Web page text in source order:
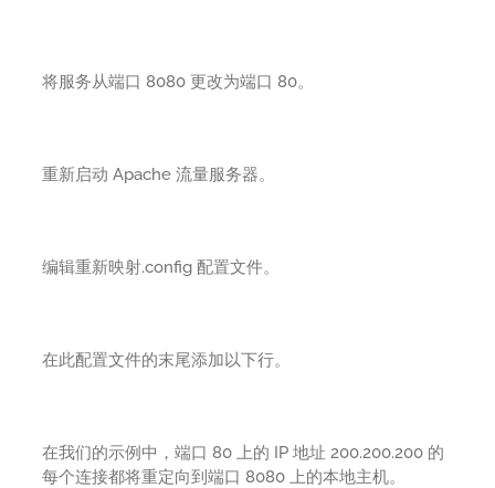
将服务从端口 8080 更改为端口 80。
重新启动 Apache 流量服务器。
编辑重新映射.config 配置文件。
在此配置文件的末尾添加以下行。
在我们的示例中，端口 80 上的 IP 地址 200.200.200 的
每个连接都将重定向到端口 8080 上的本地主机。